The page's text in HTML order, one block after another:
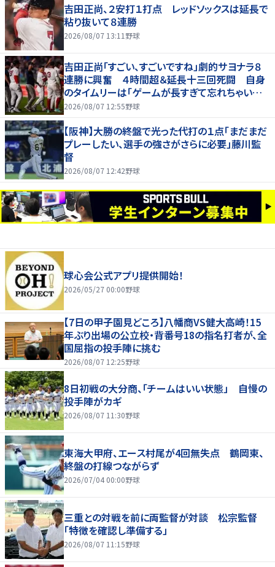
吉田正尚、２安打１打点 レッドソックスは延長で
粘り抜いて８連勝
2026/08/07 13:11 野球
吉田正尚「すごい、すごいですね」劇的サヨナラ８
連勝に興奮 ４時間超＆延長十三回死闘 自身
のタイムリーは「ゲームが長すぎて忘れちゃいまし
た」
2026/08/07 12:55野球
【阪神】大勝の終盤で光った代打の１点「まだまだ
プレーしたい、選手の強さがさらに必要」藤川監
督
2026/08/07 12:42野球
球心会公式アプリ提供開始！
2026/05/27 00:00野球
【7日の甲子園見どころ】八幡商VS健大高崎！15
年ぶり出場の公立校・背番号18の指名打者が、全
国屈指の投手陣に挑む
2026/08/07 12:25野球
8日初戦の大分商、「チームはいい状態」 自慢の
投手陣がカギ
2026/08/07 11:30野球
東海大甲府、エース村尾が4回無失点 鶴岡東、
終盤の打線つながらず
2026/07/04 00:00野球
三重との対戦を前に両監督が対談 松宗監督
「特徴を確認し準備する」
2026/08/07 11:15野球